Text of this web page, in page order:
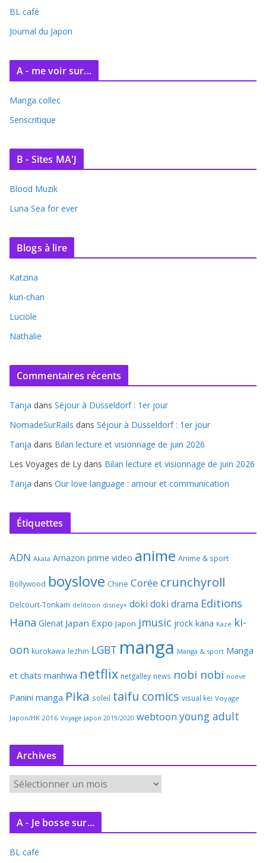
BL café
Journal du Japon
A - me voir sur...
Manga collec
Senscritique
B - Sites MA'J
Blood Muzik
Luna Sea for ever
Blogs à lire
Katzina
kuri-chan
Luciole
Nathalie
Commentaires récents
Tanja dans Séjour à Düsseldorf : 1er jour
NomadeSurRails dans Séjour à Düsseldorf : 1er jour
Tanja dans Bilan lecture et visionnage de juin 2026
Les Voyages de Ly dans Bilan lecture et visionnage de juin 2026
Tanja dans Our love language : amour et communication
Étiquettes
ADN Akata Amazon prime video anime Anime & sport
Bollywood boyslove Chine Corée crunchyroll
Delcourt-Tonkam delitoon disney+ doki doki drama Editions
Hana Glenat Japan Expo Japon jmusic jrock kana Kaze ki-
oon kurokawa lezhin LGBT manga Manga & sport Manga
et chats manhwa netflix netgalley news nobi nobi noeve
Panini manga Pika soleil taifu comics visual kei Voyage
Japon/HK 2016 Voyage Japon 2019/2020 webtoon young adult
Archives
r
c
v
A - Je bosse sur...
BL café